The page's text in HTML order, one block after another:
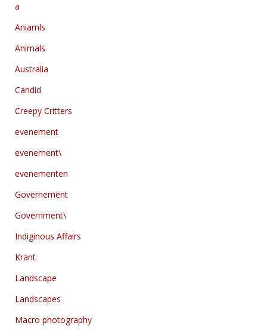
a
Aniamls
Animals
Australia
Candid
Creepy Critters
evenement
evenement\
evenementen
Governement
Government\
Indiginous Affairs
Krant
Landscape
Landscapes
Macro photography